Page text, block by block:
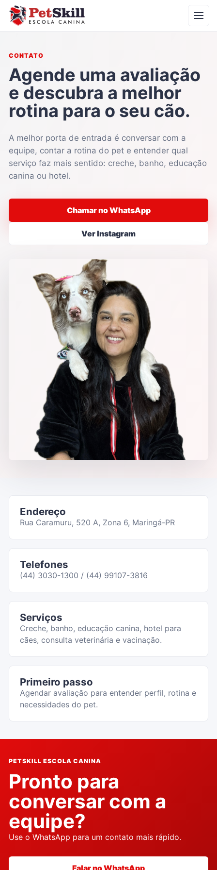
CONTATO
Agende uma avaliação
e descubra a melhor
rotina para o seu cão.
A melhor porta de entrada é conversar com a
equipe, contar a rotina do pet e entender qual
serviço faz mais sentido: creche, banho, educação
canina ou hotel.
Chamar no WhatsApp
Ver Instagram
Endereço
Rua Caramuru, 520 A, Zona 6, Maringá-PR
Telefones
(44) 3030-1300 / (44) 99107-3816
Serviços
Creche, banho, educação canina, hotel para
cães, consulta veterinária e vacinação.
Primeiro passo
Agendar avaliação para entender perfil, rotina e
necessidades do pet.
PETSKILL ESCOLA CANINA
Pronto para
conversar com a
equipe?
Use o WhatsApp para um contato mais rápido.